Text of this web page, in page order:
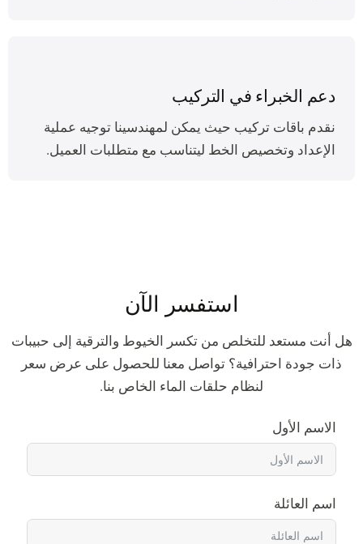
دعم الخبراء في التركيب
نقدم باقات تركيب حيث يمكن لمهندسينا توجيه عملية
الإعداد وتخصيص الخط ليتناسب مع متطلبات العميل.
استفسر الآن
هل أنت مستعد للتخلص من تكسر الخيوط والترقية إلى حبيبات
ذات جودة احترافية؟ تواصل معنا للحصول على عرض سعر
لنظام حلقات الماء الخاص بنا.
الاسم الأول
اسم العائلة